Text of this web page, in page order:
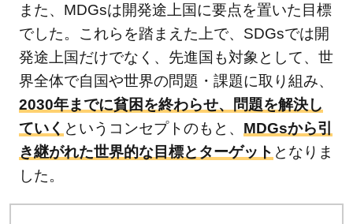
困を
なく
そう
2.1.1
「貧困
をなく
そう」
また、MDGsは開発途上国に要点を置いた目標
でした。これらを踏まえた上で、SDGsでは開
発途上国だけでなく、先進国も対象として、世
界全体で自国や世界の問題・課題に取り組み、
2030年までに貧困を終わらせ、問題を解決し
ていく というコンセプトのもと、 MDGsから引
き継がれた世界的な目標とターゲット となりま
した。